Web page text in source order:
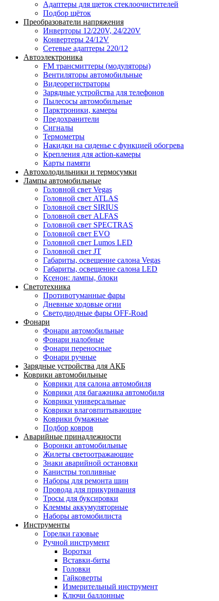
Адаптеры для щеток стеклоочистителей
Подбор щёток
Преобразователи напряжения
Инверторы 12/220V, 24/220V
Конвертеры 24/12V
Сетевые адаптеры 220/12
Автоэлектроника
FM трансмиттеры (модуляторы)
Вентиляторы автомобильные
Видеорегистраторы
Зарядные устройства для телефонов
Пылесосы автомобильные
Парктроники, камеры
Предохранители
Сигналы
Термометры
Накидки на сиденье с функцией обогрева
Крепления для action-камеры
Карты памяти
Автохолодильники и термосумки
Лампы автомобильные
Головной свет Vegas
Головной свет ATLAS
Головной свет SIRIUS
Головной свет ALFAS
Головной свет SPECTRAS
Головной свет EVO
Головной свет Lumos LED
Головной свет JT
Габариты, освещение салона Vegas
Габариты, освещение салона LED
Ксенон: лампы, блоки
Светотехника
Противотуманные фары
Дневные ходовые огни
Светодиодные фары OFF-Road
Фонари
Фонари автомобильные
Фонари налобные
Фонари переносные
Фонари ручные
Зарядные устройства для АКБ
Коврики автомобильные
Коврики для салона автомобиля
Коврики для багажника автомобиля
Коврики универсальные
Коврики влаговпитывающие
Коврики бумажные
Подбор ковров
Аварийные принадлежности
Воронки автомобильные
Жилеты светоотражающие
Знаки аварийной остановки
Канистры топливные
Наборы для ремонта шин
Провода для прикуривания
Тросы для буксировки
Клеммы аккумуляторные
Наборы автомобилиста
Инструменты
Горелки газовые
Ручной инструмент
Воротки
Вставки-биты
Головки
Гайковерты
Измерительный инструмент
Ключи баллонные